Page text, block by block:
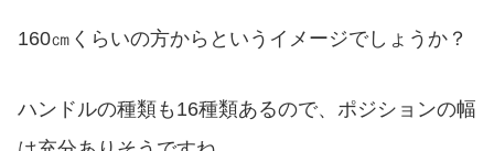
160㎝くらいの方からというイメージでしょうか？
ハンドルの種類も16種類あるので、ポジションの幅